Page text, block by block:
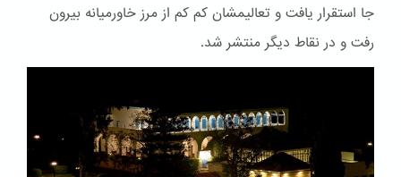
جا استقرار یافت و تعالیمشان کم کم از مرز خاورمیانه بیرون
رفت و در نقاط دیگر منتشر شد.